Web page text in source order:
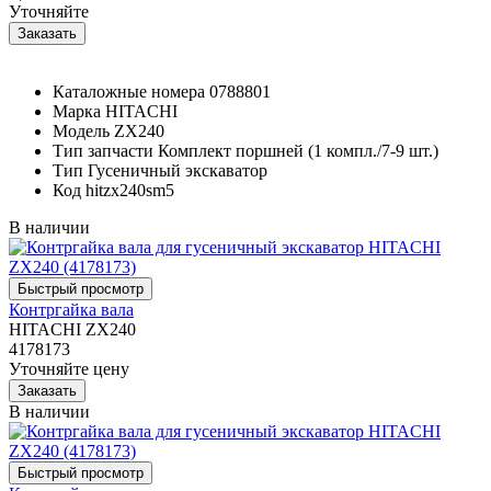
Уточняйте
Каталожные номера 0788801
Марка HITACHI
Модель ZX240
Тип запчасти Комплект поршней (1 компл./7-9 шт.)
Тип Гусеничный экскаватор
Код hitzx240sm5
В наличии
Контргайка вала
HITACHI ZX240
4178173
Уточняйте цену
В наличии